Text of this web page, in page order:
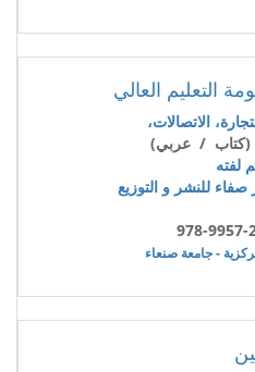
التعليم العالي
(التجارة، الاتصالات،
/ عربي)
لفته
للنشر و التوزيع
978-9957-
- جامعة صنعاء